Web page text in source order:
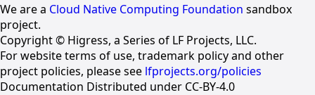
We are a Cloud Native Computing Foundation sandbox
project.
Copyright © Higress, a Series of LF Projects, LLC.
For website terms of use, trademark policy and other
project policies, please see lfprojects.org/policies
Documentation Distributed under CC-BY-4.0